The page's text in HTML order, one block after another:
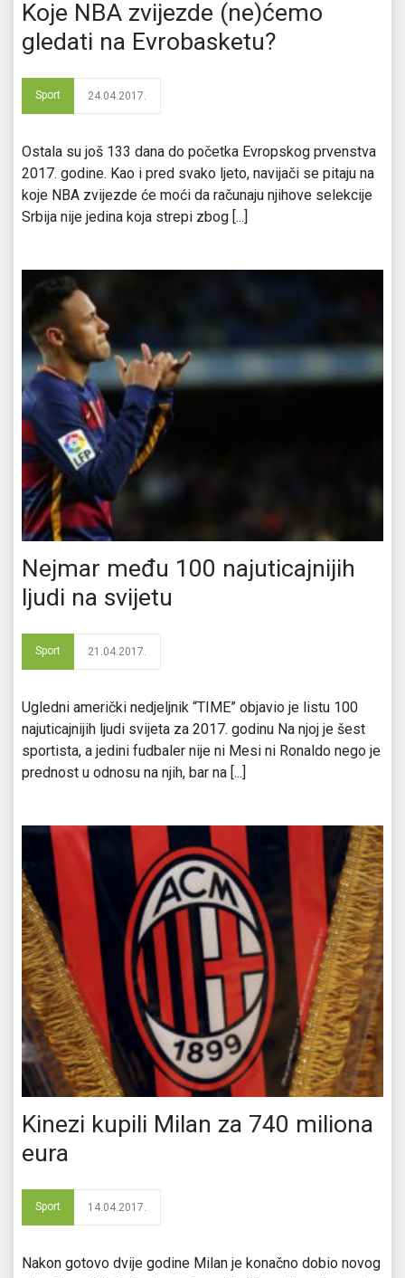
Koje NBA zvijezde (ne)ćemo
gledati na Evrobasketu?
Sport 24.04.2017.
Ostala su još 133 dana do početka Evropskog prvenstva
2017. godine. Kao i pred svako ljeto, navijači se pitaju na
koje NBA zvijezde će moći da računaju njihove selekcije
Srbija nije jedina koja strepi zbog [...]
Nejmar među 100 najuticajnijih
ljudi na svijetu
Sport 21.04.2017.
Ugledni američki nedjeljnik “TIME” objavio je listu 100
najuticajnijih ljudi svijeta za 2017. godinu Na njoj je šest
sportista, a jedini fudbaler nije ni Mesi ni Ronaldo nego je
prednost u odnosu na njih, bar na [...]
Kinezi kupili Milan za 740 miliona
eura
Sport 14.04.2017.
Nakon gotovo dvije godine Milan je konačno dobio novog